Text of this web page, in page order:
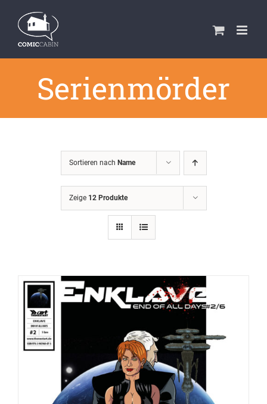
Inhalt
springen
Serienmörder
Sortieren nach Name
Zeige 12 Produkte